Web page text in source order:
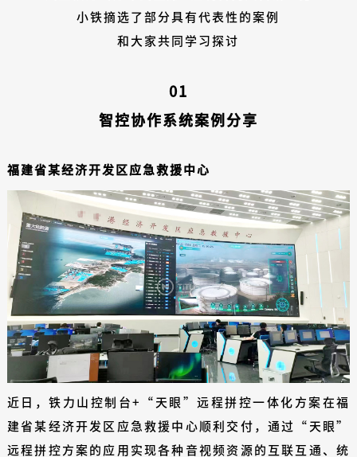
小铁摘选了部分具有代表性的案例
和大家共同学习探讨
01
智控协作系统案例分享
福建省某经济开发区应急救援中心
近日，铁力山控制台+“天眼”远程拼控一体化方案在福
建省某经济开发区应急救援中心顺利交付，通过“天眼”
远程拼控方案的应用实现各种音视频资源的互联互通、统